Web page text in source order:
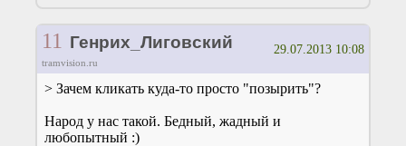
11 Генрих_Лиговский
tramvision.ru
29.07.2013 10:08
> Зачем кликать куда-то просто "позырить"?
Народ у нас такой. Бедный, жадный и
любопытный :)